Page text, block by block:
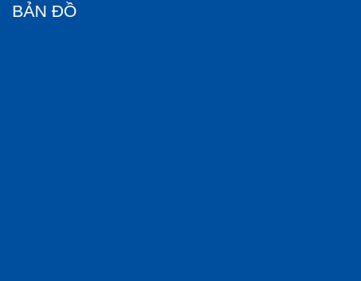
BẢN ĐỒ